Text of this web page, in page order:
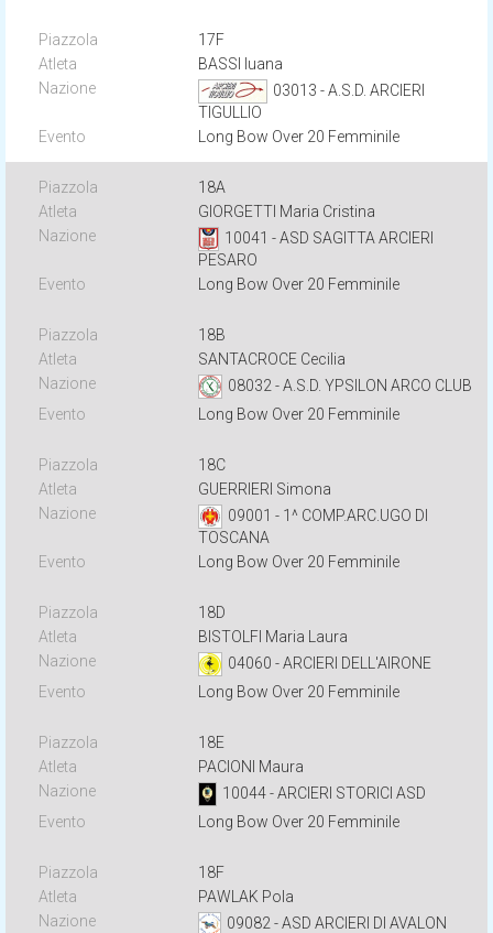
17F
BASSI Iuana
03013 - A.S.D. ARCIERI
TIGULLIO
Long Bow Over 20 Femminile
18A
GIORGETTI Maria Cristina
10041 - ASD SAGITTA ARCIERI
PESARO
Long Bow Over 20 Femminile
18B
SANTACROCE Cecilia
08032 - A.S.D. YPSILON ARCO CLUB
Long Bow Over 20 Femminile
18C
GUERRIERI Simona
09001 - 1^ COMP.ARC.UGO DI
TOSCANA
Long Bow Over 20 Femminile
18D
BISTOLFI Maria Laura
04060 - ARCIERI DELL'AIRONE
Long Bow Over 20 Femminile
18E
PACIONI Maura
10044 - ARCIERI STORICI ASD
Long Bow Over 20 Femminile
18F
PAWLAK Pola
09082 - ASD ARCIERI DI AVALON